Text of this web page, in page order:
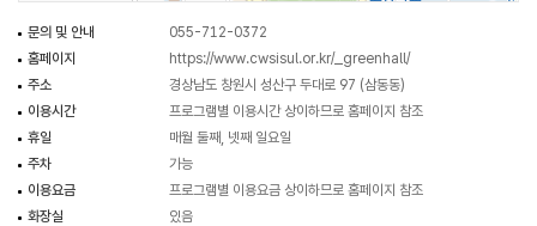
문의 및 안내
055-712-0372
홈페이지
https://www.cwsisul.or.kr/_greenhall/
주소
경상남도 창원시 성산구 두대로 97 (삼동동)
이용시간
프로그램별 이용시간 상이하므로 홈페이지 참조
휴일
매월 둘째, 넷째 일요일
주차
가능
이용요금
프로그램별 이용요금 상이하므로 홈페이지 참조
화장실
있음